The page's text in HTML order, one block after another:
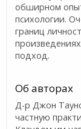
обширном
психологии.
границ
подход.
Об авторах
Д-р Джон
частную